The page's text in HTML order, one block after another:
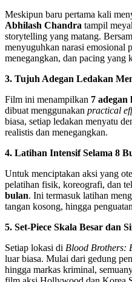
Meskipun baru pertama kali
Abhilash Chandra tampil
storytelling yang matang.
menyuguhkan narasi emosional
menegangkan, dan pacing yang
3. Tujuh Adegan Ledakan
Film ini menampilkan 7 adegan
dibuat menggunakan practical
biasa, setiap ledakan menyatu
realistis dan menegangkan.
4. Latihan Intensif Selama 8
Untuk menciptakan aksi yang
pelatihan fisik, koreografi, dan
bulan. Ini termasuk latihan
tangan kosong, hingga
5. Set-Piece Skala Besar dan
Setiap lokasi di Blood Brothers:
luar biasa. Mulai dari gedung
hingga markas kriminal,